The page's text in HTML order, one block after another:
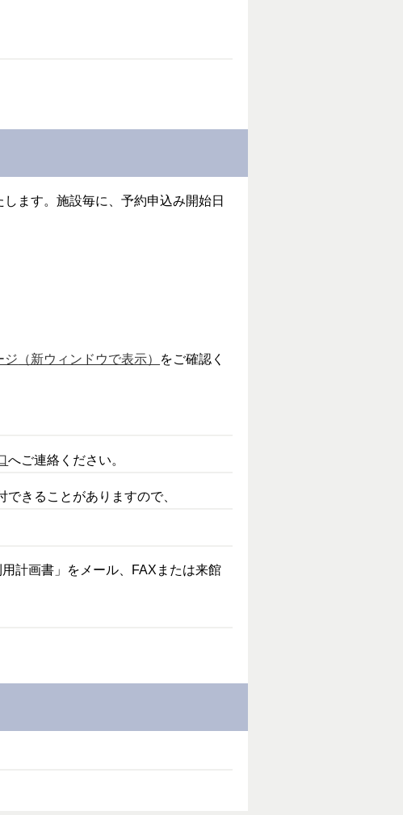
ます。施設毎に、予約申込み開始日
ジ （新ウィンドウで表示）
をご確認く
へご連絡ください。
きることがありますので、
計画書」をメール、FAXまたは来館